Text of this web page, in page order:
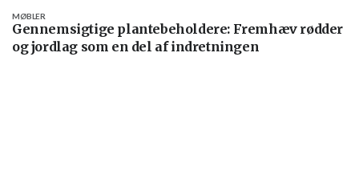
Gennemsigtige plantebeholdere: Fremhæv rødder
og jordlag som en del af indretningen
MØBLER